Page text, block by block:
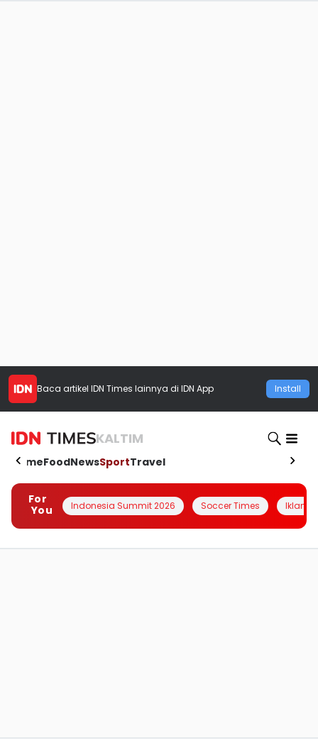
Baca artikel IDN Times lainnya di IDN App Install
KALTIM
HomeFoodNewsSportTravel
For
You
Indonesia Summit 2026 Soccer Times Iklanin